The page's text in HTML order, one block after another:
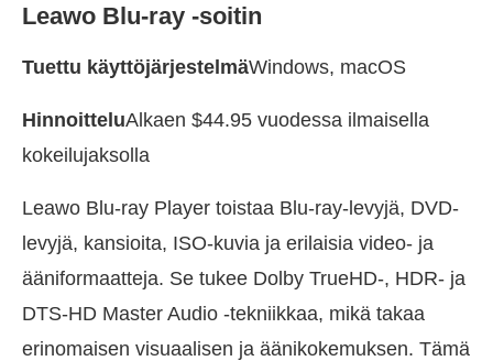
Leawo Blu-ray -soitin
Tuettu käyttöjärjestelmäWindows, macOS
HinnoitteluAlkaen $44.95 vuodessa ilmaisella
kokeilujaksolla
Leawo Blu-ray Player toistaa Blu-ray-levyjä, DVD-
levyjä, kansioita, ISO-kuvia ja erilaisia video- ja
ääniformaatteja. Se tukee Dolby TrueHD-, HDR- ja
DTS-HD Master Audio -tekniikkaa, mikä takaa
erinomaisen visuaalisen ja äänikokemuksen. Tämä